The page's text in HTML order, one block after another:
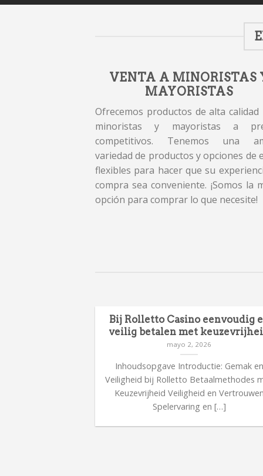
VENTA A MINORISTAS
MAYORISTAS
Ofrecemos productos de alta calidad
minoristas y mayoristas a
competitivos. Tenemos una
variedad de productos y opciones de
flexibles para hacer que su
compra sea conveniente. ¡Somos la
opción para comprar lo que necesite!
Bij Rolletto Casino eenvoudig
veilig betalen met
mayo 2, 2026
Inhoudsopgave Introductie: Gemak en
Veiligheid bij Rolletto Betaalmethodes
Keuzevrijheid Veiligheid en
Spelervaring en […]